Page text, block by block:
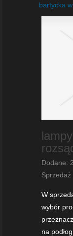
bartycka
Dodane:
W
wybór
na